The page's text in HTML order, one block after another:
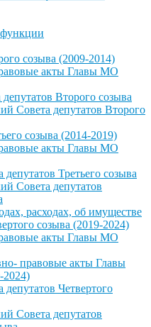
созыва (2009-2014)
акты Главы МО
Второго созыва
Совета депутатов Второго
созыва (2014-2019)
акты Главы МО
Третьего созыва
Совета депутатов
расходах, об имуществе
созыва (2019-2024)
акты Главы МО
правовые акты Главы
Четвертого
Совета депутатов